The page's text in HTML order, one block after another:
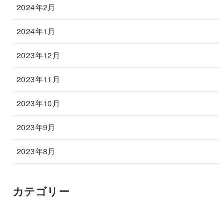
2024年2月
2024年1月
2023年12月
2023年11月
2023年10月
2023年9月
2023年8月
カテゴリー